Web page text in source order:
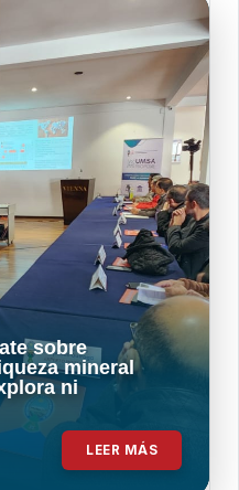
sobre
mineral
ni
LEER MÁS